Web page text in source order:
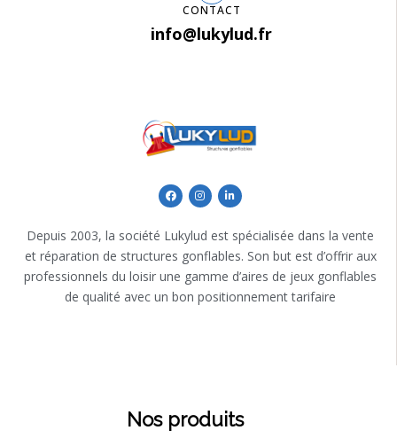
CONTACT
info@lukylud.fr
Depuis 2003, la société Lukylud est spécialisée dans la vente
et réparation de structures gonflables. Son but est d’offrir aux
professionnels du loisir une gamme d’aires de jeux gonflables
de qualité avec un bon positionnement tarifaire
Nos produits